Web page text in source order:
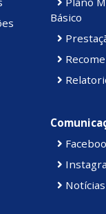
Básico
Notícias